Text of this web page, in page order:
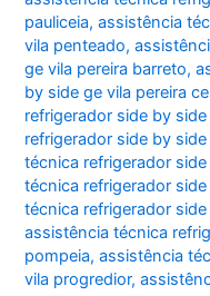
pauliceia,assistência
vila penteado,
ge vila pereira barreto,
by side ge vila pereira
refrigerador side by
refrigerador side by
técnica refrigerador
técnica refrigerador
técnica refrigerador
assistência técnica
pompeia,assistência
vila progredior,